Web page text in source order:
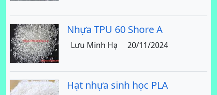
Nhựa TPU 60 Shore A
Lưu Minh Hạ 20/11/2024
Hạt nhựa sinh học PLA